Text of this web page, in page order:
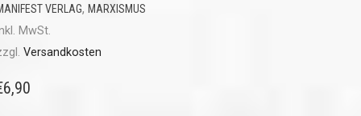
VERLAG, MARXISMUS
MwSt.
Versandkosten
6,90